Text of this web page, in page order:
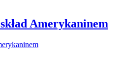
Amerykaninem